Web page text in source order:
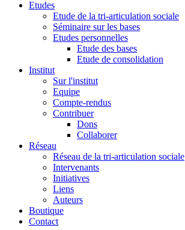
Etudes
Etude de la tri-articulation sociale
Séminaire sur les bases
Etudes personnelles
Etude des bases
Etude de consolidation
Institut
Sur l'institut
Equipe
Compte-rendus
Contribuer
Dons
Collaborer
Réseau
Réseau de la tri-articulation sociale
Intervenants
Initiatives
Liens
Auteurs
Boutique
Contact